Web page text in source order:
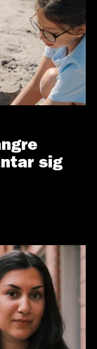
sig